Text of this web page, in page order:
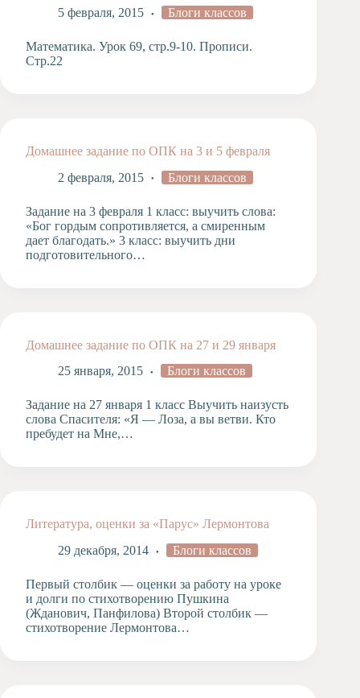
Художественная
Музыкальное
5 февраля, 2015
Блоги классов
Математика. Урок 69, стр.9-10. Прописи.
Стр.22
Домашнее задание по ОПК на 3 и 5 февраля
2 февраля, 2015
Блоги классов
Задание на 3 февраля 1 класс: выучить слова:
«Бог гордым сопротивляется, а смиренным
дает благодать.» 3 класс: выучить дни
подготовительного…
Домашнее задание по ОПК на 27 и 29 января
25 января, 2015
Блоги классов
Задание на 27 января 1 класс Выучить наизусть
слова Спасителя: «Я — Лоза, а вы ветви. Кто
пребудет на Мне,…
Литература, оценки за «Парус» Лермонтова
29 декабря, 2014
Блоги классов
Первый столбик — оценки за работу на уроке
и долги по стихотворению Пушкина
(Жданович, Панфилова) Второй столбик —
стихотворение Лермонтова…